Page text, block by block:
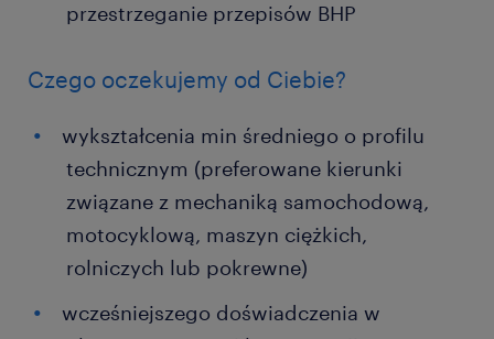
przestrzeganie przepisów BHP
Czego oczekujemy od Ciebie?
wykształcenia min średniego o profilu
technicznym (preferowane kierunki
związane z mechaniką samochodową,
motocyklową, maszyn ciężkich,
rolniczych lub pokrewne)
wcześniejszego doświadczenia w